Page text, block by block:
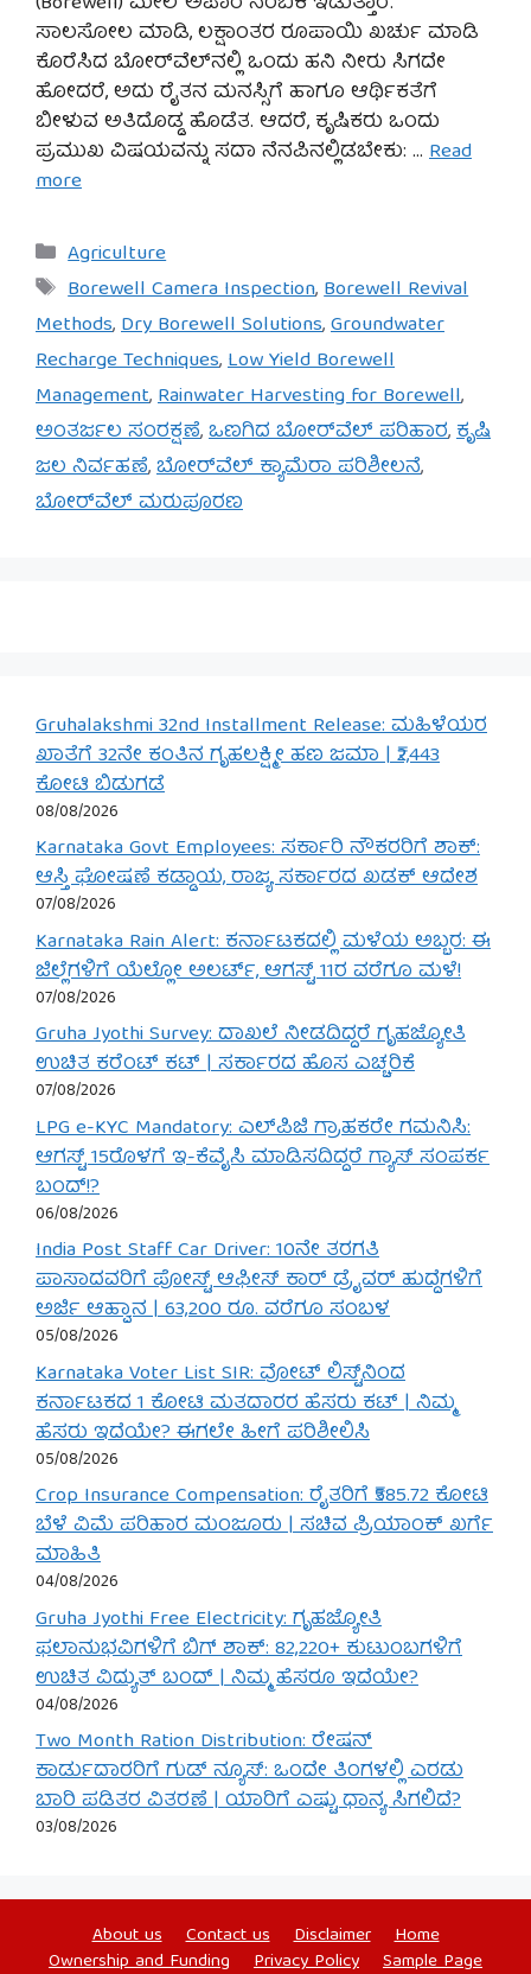
ಸಾಲಸೋಲ ಮಾಡಿ, ಲಕ್ಷಾಂತರ ರೂಪಾಯಿ ಖರ್ಚು ಮಾಡಿ
ಕೊರೆಸಿದ ಬೋರ್‌ವೆಲ್‌ನಲ್ಲಿ ಒಂದು ಹನಿ ನೀರು ಸಿಗದೇ
ಹೋದರೆ, ಅದು ರೈತನ ಮನಸ್ಸಿಗೆ ಹಾಗೂ ಆರ್ಥಿಕತೆಗೆ
ಬೀಳುವ ಅತಿದೊಡ್ಡ ಹೊಡೆತ. ಆದರೆ, ಕೃಷಿಕರು ಒಂದು
ಪ್ರಮುಖ ವಿಷಯವನ್ನು ಸದಾ ನೆನಪಿನಲ್ಲಿಡಬೇಕು: … Read
more
Categories
Agriculture
Tags
Borewell Camera Inspection,Borewell Revival
Methods,Dry Borewell Solutions,Groundwater
Recharge Techniques,Low Yield Borewell
Management,Rainwater Harvesting for Borewell,
ಅಂತರ್ಜಲ ಸಂರಕ್ಷಣೆ,ಒಣಗಿದ ಬೋರ್‌ವೆಲ್ ಪರಿಹಾರ,ಕೃಷಿ
ಜಲ ನಿರ್ವಹಣೆ,ಬೋರ್‌ವೆಲ್ ಕ್ಯಾಮೆರಾ ಪರಿಶೀಲನೆ,
ಬೋರ್‌ವೆಲ್ ಮರುಪೂರಣ
Gruhalakshmi 32nd Installment Release: ಮಹಿಳೆಯರ
ಖಾತೆಗೆ 32ನೇ ಕಂತಿನ ಗೃಹಲಕ್ಷ್ಮೀ ಹಣ ಜಮಾ | ₹2,443
ಕೋಟಿ ಬಿಡುಗಡೆ
08/08/2026
Karnataka Govt Employees: ಸರ್ಕಾರಿ ನೌಕರರಿಗೆ ಶಾಕ್:
ಆಸ್ತಿ ಘೋಷಣೆ ಕಡ್ಡಾಯ, ರಾಜ್ಯ ಸರ್ಕಾರದ ಖಡಕ್ ಆದೇಶ
07/08/2026
Karnataka Rain Alert: ಕರ್ನಾಟಕದಲ್ಲಿ ಮಳೆಯ ಅಬ್ಬರ: ಈ
ಜಿಲ್ಲೆಗಳಿಗೆ ಯೆಲ್ಲೋ ಅಲರ್ಟ್, ಆಗಸ್ಟ್ 11ರ ವರೆಗೂ ಮಳೆ!
07/08/2026
Gruha Jyothi Survey: ದಾಖಲೆ ನೀಡದಿದ್ದರೆ ಗೃಹಜ್ಯೋತಿ
ಉಚಿತ ಕರೆಂಟ್ ಕಟ್ | ಸರ್ಕಾರದ ಹೊಸ ಎಚ್ಚರಿಕೆ
07/08/2026
LPG e-KYC Mandatory: ಎಲ್‌ಪಿಜಿ ಗ್ರಾಹಕರೇ ಗಮನಿಸಿ:
ಆಗಸ್ಟ್ 15ರೊಳಗೆ ಇ-ಕೆವೈಸಿ ಮಾಡಿಸದಿದ್ದರೆ ಗ್ಯಾಸ್ ಸಂಪರ್ಕ
ಬಂದ್!?
06/08/2026
India Post Staff Car Driver: 10ನೇ ತರಗತಿ
ಪಾಸಾದವರಿಗೆ ಪೋಸ್ಟ್ ಆಫೀಸ್ ಕಾರ್ ಡ್ರೈವರ್ ಹುದ್ದೆಗಳಿಗೆ
ಅರ್ಜಿ ಆಹ್ವಾನ | 63,200 ರೂ. ವರೆಗೂ ಸಂಬಳ
05/08/2026
Karnataka Voter List SIR: ವೋಟ್ ಲಿಸ್ಟ್‌ನಿಂದ
ಕರ್ನಾಟಕದ 1 ಕೋಟಿ ಮತದಾರರ ಹೆಸರು ಕಟ್ | ನಿಮ್ಮ
ಹೆಸರು ಇದೆಯೇ? ಈಗಲೇ ಹೀಗೆ ಪರಿಶೀಲಿಸಿ
05/08/2026
Crop Insurance Compensation: ರೈತರಿಗೆ ₹585.72 ಕೋಟಿ
ಬೆಳೆ ವಿಮೆ ಪರಿಹಾರ ಮಂಜೂರು | ಸಚಿವ ಪ್ರಿಯಾಂಕ್ ಖರ್ಗೆ
ಮಾಹಿತಿ
04/08/2026
Gruha Jyothi Free Electricity: ಗೃಹಜ್ಯೋತಿ
ಫಲಾನುಭವಿಗಳಿಗೆ ಬಿಗ್ ಶಾಕ್: 82,220+ ಕುಟುಂಬಗಳಿಗೆ
ಉಚಿತ ವಿದ್ಯುತ್ ಬಂದ್ | ನಿಮ್ಮ ಹೆಸರೂ ಇದೆಯೇ?
04/08/2026
Two Month Ration Distribution: ರೇಷನ್
ಕಾರ್ಡುದಾರರಿಗೆ ಗುಡ್ ನ್ಯೂಸ್: ಒಂದೇ ತಿಂಗಳಲ್ಲಿ ಎರಡು
ಬಾರಿ ಪಡಿತರ ವಿತರಣೆ | ಯಾರಿಗೆ ಎಷ್ಟು ಧಾನ್ಯ ಸಿಗಲಿದೆ?
03/08/2026
About us Contact us Disclaimer
Home
Ownership and Funding
Privacy Policy
Sample Page